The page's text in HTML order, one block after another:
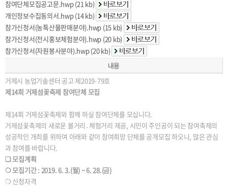
참여단체모집공고문.hwp (21 kb)
개인정보수집동의서.hwp (14 kb)
참가신청서(농특산물판매분야).hwp (15 kb)
참가신청서(전시홍보체험분야).hwp (20 kb)
참가신청서(자원봉사분야).hwp (20 kb)
내용
거제시 농업기술센터 공고 제2019-79호
제14회 거제섬꽃축제 참여단체 모집
제14회 거제섬꽃축제와 함께 하실 참여단체를 모십니다.
거제섬꽃축제의 새로운 볼거리․체험거리 제공, 시민이 주인공이 되는 참여축제의
성공적인 개최를 위하여 아래와 같이 참여희망 단체를 공개모집 하오니, 많은 관심
과 참여를 바랍니다.
❏ 모집계획
❍ 모집기간 : 2019. 6. 3.(월) ~ 6. 28.(금)
❍ 신청자격